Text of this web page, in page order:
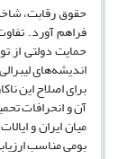
حقوق رقابت،
فراهم آورد.
حمایت دولتی از
اندیشه‌های
برای اصلاح این
آن و انحرافات
میان ایران و
بومی مناسب